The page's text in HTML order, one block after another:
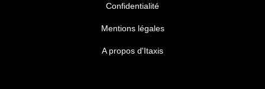
Confidentialité
Mentions légales
A propos d'Itaxis